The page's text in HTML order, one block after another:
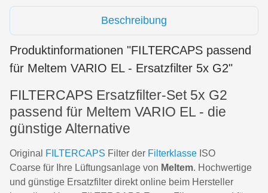
Beschreibung
Produktinformationen "FILTERCAPS passend
für Meltem VARIO EL - Ersatzfilter 5x G2"
FILTERCAPS Ersatzfilter-Set 5x G2
passend für Meltem VARIO EL - die
günstige Alternative
Original FILTERCAPS Filter der Filterklasse ISO
Coarse für Ihre Lüftungsanlage von Meltem. Hochwertige
und günstige Ersatzfilter direkt online beim Hersteller